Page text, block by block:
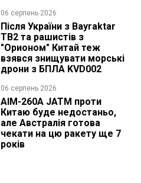
06 серпень 2026
Після України з Bayraktar
TB2 та рашистів з
"Орионом" Китай теж
взявся знищувати морські
дрони з БПЛА KVD002
06 серпень 2026
AIM-260A JATM проти
Китаю буде недостаньо,
але Австралія готова
чекати на цю ракету ще 7
років